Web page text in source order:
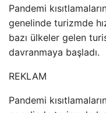
Pandemi
genelinde turizmde
bazı ülkeler gelen
davranmaya başladı.
REKLAM
Pandemi